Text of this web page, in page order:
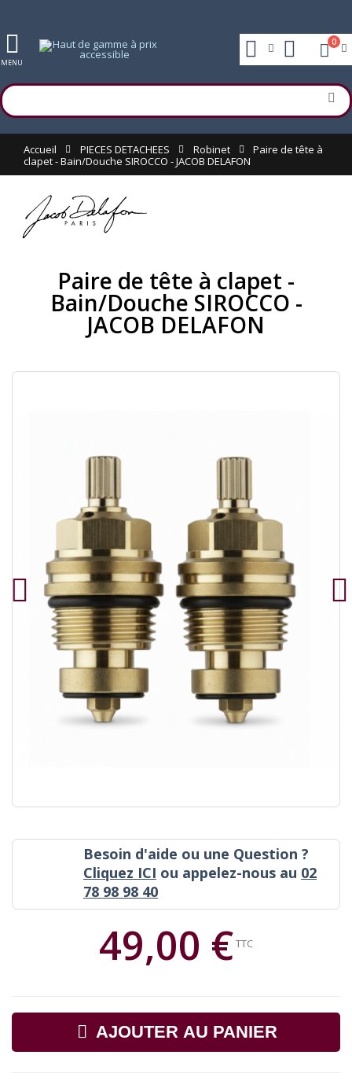
MENU
0
Accueil PIECES DETACHEES Robinet
Paire de tête à
clapet - Bain/Douche SIROCCO - JACOB DELAFON
Paire de tête à clapet -
Bain/Douche SIROCCO -
JACOB DELAFON
Besoin d'aide ou une Question ?
Cliquez ICI ou appelez-nous au 02
78 98 98 40
49,00 €TTC
AJOUTER AU PANIER